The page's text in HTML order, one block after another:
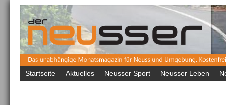
Startseite Aktuelles Neusser Sport Neusser Leben